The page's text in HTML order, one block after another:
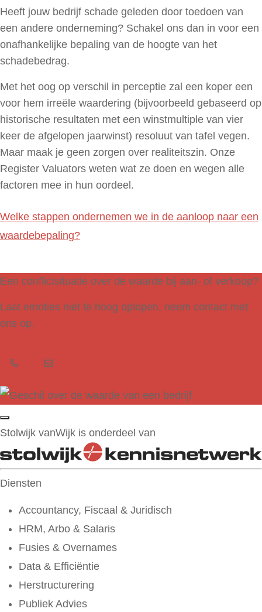
Heeft jouw bedrijf schade geleden door toedoen van
een andere onderneming? Schakel ons dan in voor een
onafhankelijke bepaling van de hoogte van het
schadebedrag.
Met het oog op verschil in perceptie zal een koper een
voor hem irreële waardering (bijvoorbeeld gebaseerd op
historische resultaten met een winstmultiple van vier
keer de afgelopen jaarwinst) resoluut van tafel vegen.
Maar maak je geen zorgen over realiteitszin. Onze
Register Valuators weten wat ze doen en wegen alle
factoren mee in hun oordeel.
Welke stappen ondernemen we in de aanloop naar een
waardebepaling?
Een conflictsituatie over de waarde bij aan- of verkoop?
Laat emoties niet te hoog oplopen, neem contact met
ons op.
Stolwijk vanWijk is onderdeel van
Diensten
Accountancy, Fiscaal & Juridisch
HRM, Arbo & Salaris
Fusies & Overnames
Data & Efficiëntie
Herstructurering
Publiek Advies